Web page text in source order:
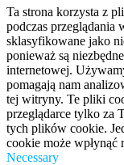
Ta strona korzysta z
podczas przeglądania
sklasyfikowane jako
ponieważ są
internetowej.
pomagają nam
tej witryny. Te pliki
przeglądarce tylko za
tych plików cookie.
cookie może wpłynąć
Necessary